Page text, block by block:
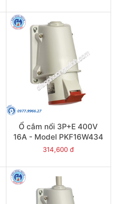
Ổ cắm nổi 3P+E 400V
16A - Model PKF16W434
314,600 đ